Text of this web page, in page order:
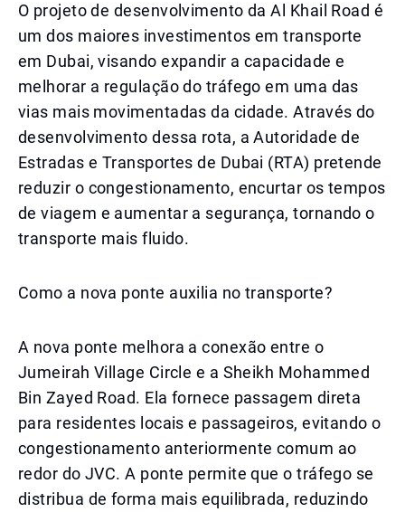
O projeto de desenvolvimento da Al Khail Road é
um dos maiores investimentos em transporte
em Dubai, visando expandir a capacidade e
melhorar a regulação do tráfego em uma das
vias mais movimentadas da cidade. Através do
desenvolvimento dessa rota, a Autoridade de
Estradas e Transportes de Dubai (RTA) pretende
reduzir o congestionamento, encurtar os tempos
de viagem e aumentar a segurança, tornando o
transporte mais fluido.
Como a nova ponte auxilia no transporte?
A nova ponte melhora a conexão entre o
Jumeirah Village Circle e a Sheikh Mohammed
Bin Zayed Road. Ela fornece passagem direta
para residentes locais e passageiros, evitando o
congestionamento anteriormente comum ao
redor do JVC. A ponte permite que o tráfego se
distribua de forma mais equilibrada, reduzindo